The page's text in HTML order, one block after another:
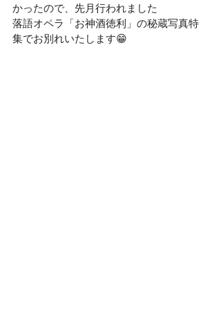
かったので、先月行われました
落語オペラ「お神酒徳利」の秘蔵写真特
集でお別れいたします😁